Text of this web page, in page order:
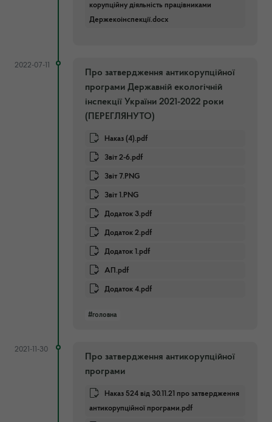
корупційну діяльність працівниками
Держекоінспекції.docx
2022-07-11
Про затвердження антикорупційної
програми Державній екологічній
інспекції України 2021-2022 роки
(ПЕРЕГЛЯНУТО)
Наказ (4).pdf
Звіт 2-6.pdf
Звіт 7.PNG
Звіт 1.PNG
Додаток 3.pdf
Додаток 2.pdf
Додаток 1.pdf
АП.pdf
Додаток 4.pdf
#головна
2021-11-30
Про затвердження антикорупційної
програми
Наказ 524 від 30.11.21 про затвердження
антикорупційної програми.pdf